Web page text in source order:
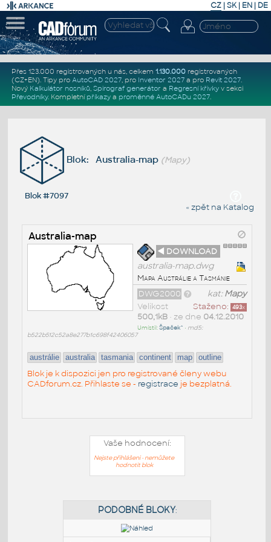
CZ | SK| EN | DE
Přes 123.000 registrovaných u nás, celkem 1.130.000registrovaných
(CZ+EN). Tipy pro AutoCAD 2027, pro Inventor 2027a pro Revit 2027.
Nový Kalkulátor nosníků, Spirograf generátor a Regresní křivkyv sekci
Převodníky. Kompletní příkazya proměnné AutoCADu 2027.
Blok: Australia-map (Mapy)
Blok #7097
« zpět na Katalog
Australia-map
◄ DOWNLOAD
australia-map.dwg
Mapa Austrálie a Tasmánie
kat:Mapy
DWG2000
Staženo: 493x
Velikost
500,1kB• ze dne 04.12.2010
Umístil:Špaček^ • md5:
b522b512c52a8e277b1c698f42406057
austrálie australia tasmania continent map outline
Blok je k dispozici jen pro registrované členy webu
CADforum.cz. Přihlaste se - registrace je bezplatná.
Vaše hodnocení:
Nejste přihlášeni - nemůžete
hodnotit blok